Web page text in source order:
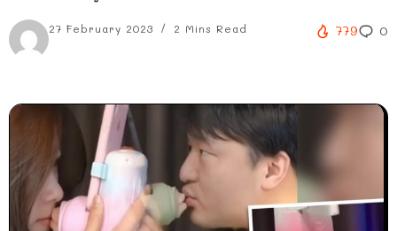
27 February 2023 2 Mins Read 779 0